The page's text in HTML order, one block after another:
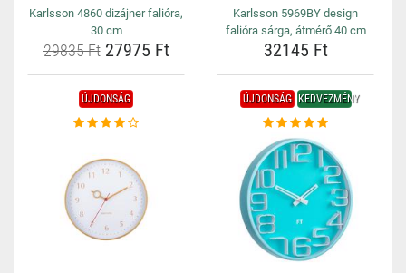
Karlsson 4860 dizájner falióra,
30 cm
29835 Ft27975 Ft
Karlsson 5969BY design
falióra sárga, átmérő 40 cm
32145 Ft
ÚJDONSÁG ÚJDONSÁG KEDVEZMÉNY